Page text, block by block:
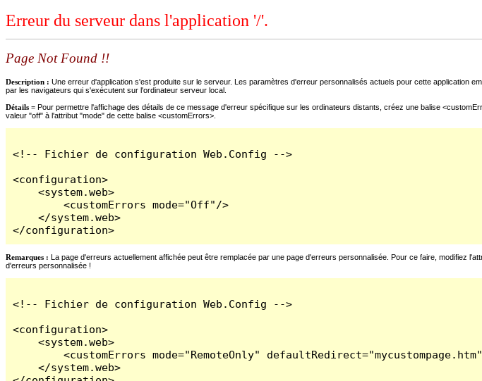
Erreur du serveur dans l'application '/'.
Page Not Found !!
Description : Une erreur d'application s'est produite sur le serveur. Les paramètres d'erreur personnalisés actuels pour cette application
par les navigateurs qui s'exécutent sur l'ordinateur serveur local.
Détails = Pour permettre l'affichage des détails de ce message d'erreur spécifique sur les ordinateurs distants, créez une balise
valeur "off" à l'attribut "mode" de cette balise <customErrors>.
<!-- Fichier de configuration Web.Config -->
<configuration>
    <system.web>
        <customErrors mode="Off"/>
    </system.web>
</configuration>
Remarques : La page d'erreurs actuellement affichée peut être remplacée par une page d'erreurs personnalisée. Pour ce faire, modifiez
d'erreurs personnalisée !
<!-- Fichier de configuration Web.Config -->
<configuration>
    <system.web>
<customErrors mode="RemoteOnly"
    </system.web>